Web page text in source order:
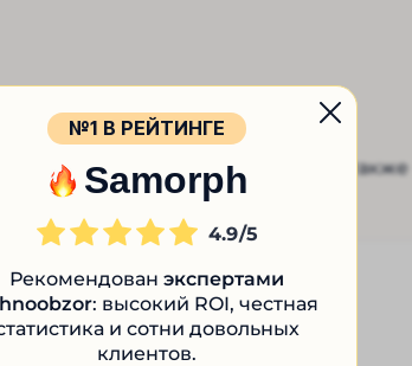
лет. В основном она занимается
главным образом на
зрения инфобизнеса. У нее также
маркетинговые стратегии.
№1 В РЕЙТИНГЕ
Samorph
4.9
Рекомендован экспертами
: высокий ROI, честная
и сотни довольных
клиентов.